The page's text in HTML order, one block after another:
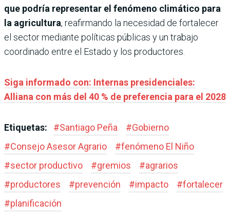
que podría representar el fenómeno climático para
la agricultura, reafirmando la necesidad de fortalecer
el sector mediante políticas públicas y un trabajo
coordinado entre el Estado y los productores.
Siga informado con: Internas presidenciales:
Alliana con más del 40 % de preferencia para el 2028
Etiquetas: #Santiago Peña #Gobierno
#Consejo Asesor Agrario #fenómeno El Niño
#sector productivo #gremios #agrarios
#productores #prevención #impacto #fortalecer
#planificación